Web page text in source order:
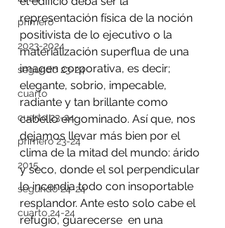
primero
2023-2024
segundo 23-24
cuarto
cuarto 23-24
primero 23-24
2015
segundo 24-24
cuarto 24-24
representación física de la noción
positivista de lo ejecutivo o la
materialización superflua de una
imagen corporativa, es decir;
elegante, sobrio, impecable,
radiante y tan brillante como
cabello engominado. Así que, nos
dejamos llevar más bien por el
clima de la mitad del mundo: árido
y seco, donde el sol perpendicular
lo incendia todo con insoportable
resplandor. Ante esto solo cabe el
refugio, guarecerse  en una